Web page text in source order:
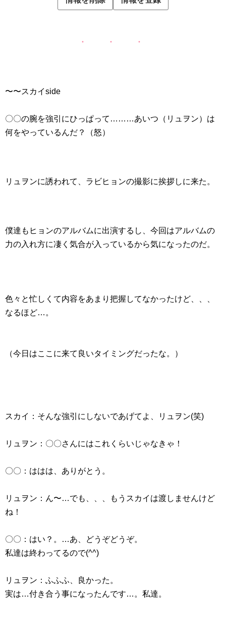
〜〜スカイside
〇〇の腕を強引にひっぱって………あいつ（リュヲン）は
何をやっているんだ？（怒）
リュヲンに誘われて、ラビヒョンの撮影に挨拶しに来た。
僕達もヒョンのアルバムに出演するし、今回はアルバムの
力の入れ方に凄く気合が入っているから気になったのだ。
色々と忙しくて内容をあまり把握してなかったけど、、、
なるほど…。
（今日はここに来て良いタイミングだったな。）
スカイ：そんな強引にしないであげてよ、リュヲン(笑)
リュヲン：〇〇さんにはこれくらいじゃなきゃ！
〇〇：ははは、ありがとう。
リュヲン：ん〜…でも、、、もうスカイは渡しませんけど
ね！
〇〇：はい？。…あ、どうぞどうぞ。
私達は終わってるので(^^)
リュヲン：ふふふ、良かった。
実は…付き合う事になったんです…。私達。